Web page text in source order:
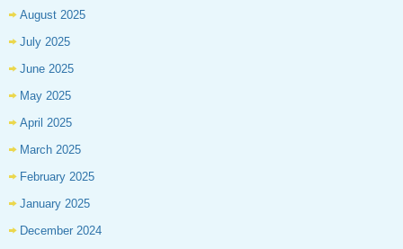
August 2025
July 2025
June 2025
May 2025
April 2025
March 2025
February 2025
January 2025
December 2024